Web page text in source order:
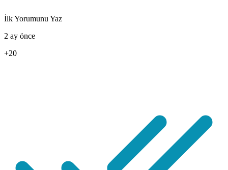
İlk Yorumunu Yaz
2 ay önce
+20